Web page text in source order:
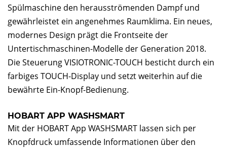
Spülmaschine den herausströmenden Dampf und
gewährleistet ein angenehmes Raumklima. Ein neues,
modernes Design prägt die Frontseite der
Untertischmaschinen-Modelle der Generation 2018.
Die Steuerung VISIOTRONIC-TOUCH besticht durch ein
farbiges TOUCH-Display und setzt weiterhin auf die
bewährte Ein-Knopf-Bedienung.
HOBART APP WASHSMART
Mit der HOBART App WASHSMART lassen sich per
Knopfdruck umfassende Informationen über den